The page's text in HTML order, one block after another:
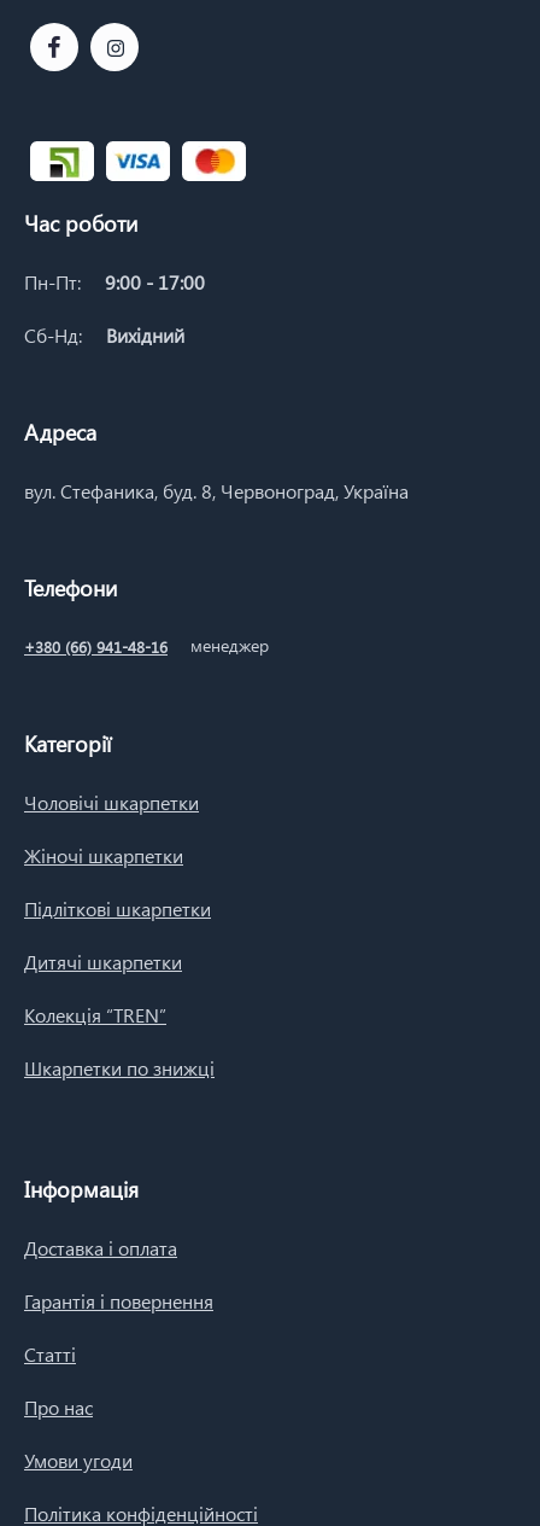
Час роботи
Пн-Пт: 9:00 - 17:00
Сб-Нд: Вихідний
Адреса
вул. Стефаника, буд. 8, Червоноград, Україна
Телефони
+380 (66) 941-48-16 менеджер
Категорії
Чоловічі шкарпетки
Жіночі шкарпетки
Підліткові шкарпетки
Дитячі шкарпетки
Колекція “TREN”
Шкарпетки по знижці
Інформація
Доставка і оплата
Гарантія і повернення
Статті
Про нас
Умови угоди
Політика конфіденційності